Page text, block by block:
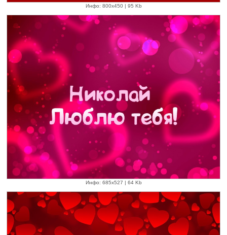
Инфо: 800х450 | 95 Kb
Инфо: 685х527 | 64 Kb